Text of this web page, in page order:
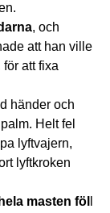
, och
att han ville
att fixa
händer och
Helt fel
lyftvajern,
lyftkroken
masten föl